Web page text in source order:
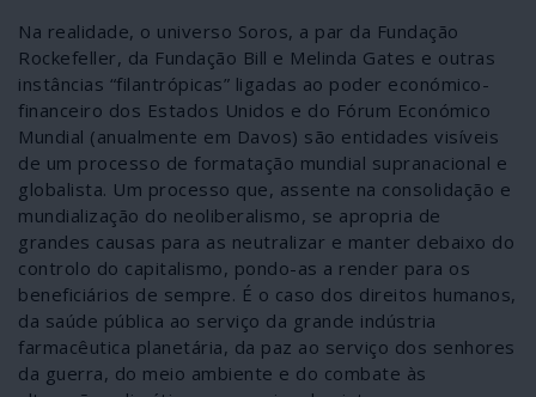
Na realidade, o universo Soros, a par da Fundação
Rockefeller, da Fundação Bill e Melinda Gates e outras
instâncias “filantrópicas” ligadas ao poder económico-
financeiro dos Estados Unidos e do Fórum Económico
Mundial (anualmente em Davos) são entidades visíveis
de um processo de formatação mundial supranacional e
globalista. Um processo que, assente na consolidação e
mundialização do neoliberalismo, se apropria de
grandes causas para as neutralizar e manter debaixo do
controlo do capitalismo, pondo-as a render para os
beneficiários de sempre. É o caso dos direitos humanos,
da saúde pública ao serviço da grande indústria
farmacêutica planetária, da paz ao serviço dos senhores
da guerra, do meio ambiente e do combate às